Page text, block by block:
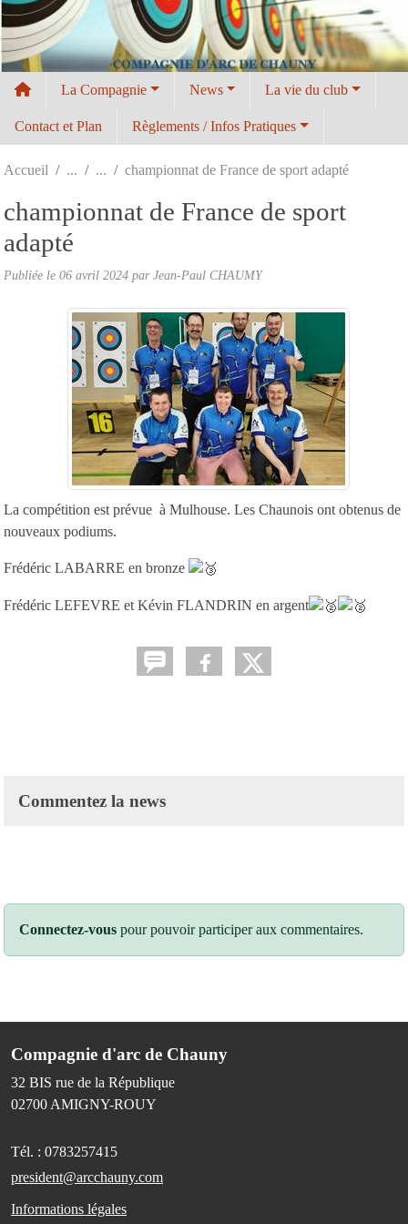
La Compagnie News La vie du club
Contact et Plan Règlements / Infos Pratiques
Accueil championnat de France de sport adapté
championnat de France de sport
adapté
Publiée le 06 avril 2024 parJean-Paul CHAUMY
La compétition est prévue à Mulhouse. Les Chaunois ont obtenus de
nouveaux podiums.
Frédéric LABARRE en bronze
Frédéric LEFEVRE et Kévin FLANDRIN en argent
Commentez la news
Connectez-vous pour pouvoir participer aux commentaires.
Compagnie d'arc de Chauny
32 BIS rue de la République
02700 AMIGNY-ROUY
Tél. : 0783257415
president@arcchauny.com
Informations légales
Panneau de gestion des cookies